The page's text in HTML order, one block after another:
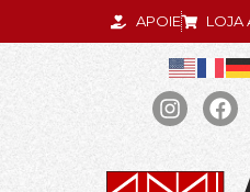
APOIE LOJA